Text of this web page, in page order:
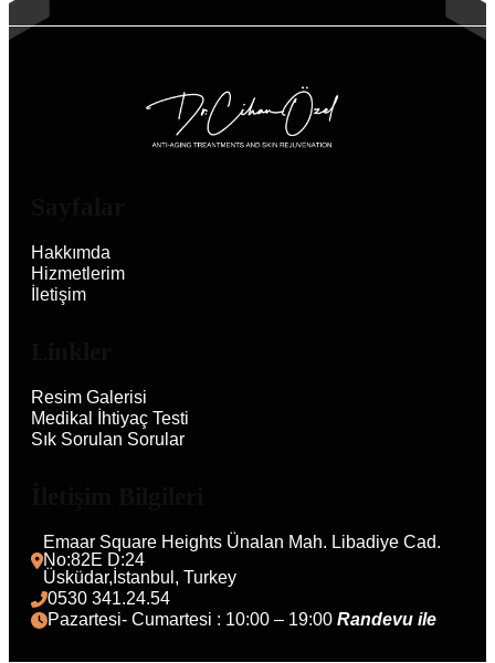
Hakkımda
Hizmetlerim
İletişim
Resim Galerisi
Medikal İhtiyaç Testi
Sık Sorulan Sorular
Emaar Square Heights Ünalan Mah. Libadiye Cad.
No:82E D:24
Üsküdar,İstanbul, Turkey
0530 341.24.54
Pazartesi- Cumartesi : 10:00 – 19:00 Randevu ile